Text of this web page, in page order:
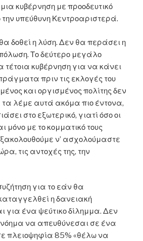
κυβέρνηση με προοδευτικό
υπεύθυνη Κεντροαριστερά.
δοθεί η λύση. Δεν θα περάσει η
Το δεύτερο μεγάλο
τέτοια κυβέρνηση για να κάνει
πριν τις εκλογές του
και οργισμένος πολίτης δεν
λέμε αυτά ακόμα πιο έντονα,
στο εξωτερικό, γιατί όσο οι
μόνο με το κομματικό τους
ν’ ασχολούμαστε
τις αντοχές της, την
για το εάν θα
η δανειακή
για ένα ψεύτικο δίλημμα. Δεν
να απευθύνεσαι σε ένα
πλειοψηφία 85% «θέλω να